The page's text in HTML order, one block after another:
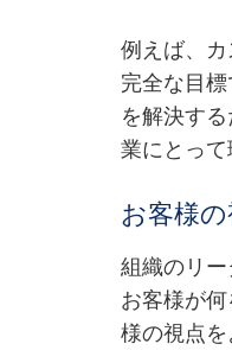
例えば、
完全な目
を解決す
業にとっ
お客様
組織のリ
お客様が
様の視点を